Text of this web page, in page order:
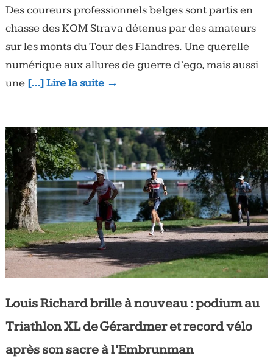
Des coureurs professionnels belges sont partis en
chasse des KOM Strava détenus par des amateurs
sur les monts du Tour des Flandres. Une querelle
numérique aux allures de guerre d’ego, mais aussi
une […] Lire la suite →
Louis Richard brille à nouveau : podium au
Triathlon XL de Gérardmer et record vélo
après son sacre à l’Embrunman